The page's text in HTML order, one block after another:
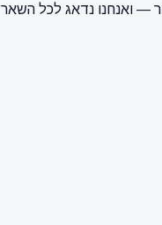
— ואנחנו נדאג לכל השאר